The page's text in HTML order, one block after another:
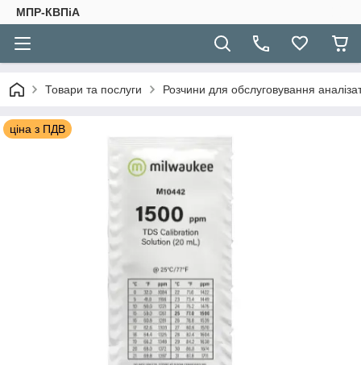
МПР-КВПіА
Товари та послуги Розчини для обслуговування
ціна з ПДВ